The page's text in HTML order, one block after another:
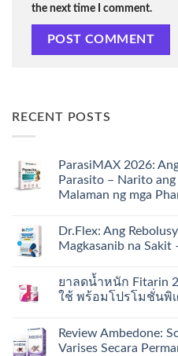
the next time I comment.
RECENT POSTS
ParasiMAX 2026:
Parasito – Narito
Malaman ng mga
Dr.Flex: Ang
Magkasanib na Sakit
ยาลดน้ำหนัก Fitarin
ใช้ พร้อมโปรโมชั่นพิ
Review Ambedone:
Varises Secara